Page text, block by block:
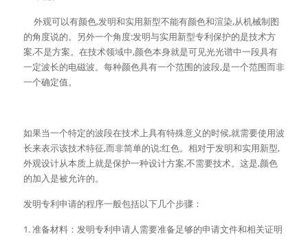
的角度说的。另外一个角度:发明与实用新型专利保护的是技术方
案,不是方案。在技术领域中,颜色本身就是可见光光谱中一段具有
一定波长的电磁波。每种颜色具有一个范围的波段,是一个范围而非
一个确定值。
如果当一个特定的波段在技术上具有特殊意义的时候,就需要使用波
长来表示该技术特征,而非简单的说:红色。相对于发明和实用新型,
外观设计从本质上就是保护一种设计方案,不需要技术。这是,颜色
的加入是被允许的。
发明专利申请的程序一般包括以下几个步骤：
1. 准备材料：发明专利申请人需要准备足够的申请文件和相关证明